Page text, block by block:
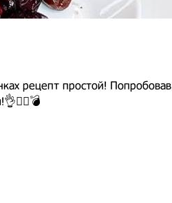
рецепт простой! Попробовав